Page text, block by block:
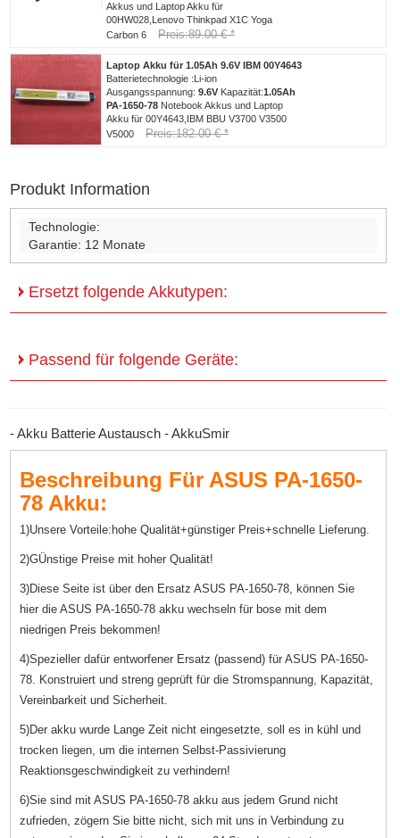
Akkus und Laptop Akku für
00HW028,Lenovo Thinkpad X1C Yoga
Carbon 6
Preis:89.00 € *
Laptop Akku für 1.05Ah 9.6V IBM 00Y4643
Batterietechnologie :Li-ion
Ausgangsspannung:9.6V Kapazität:1.05Ah
PA-1650-78 Notebook Akkus und Laptop
Akku für 00Y4643,IBM BBU V3700 V3500
V5000
Preis:182.00 € *
Produkt Information
Technologie:
Garantie: 12 Monate
Ersetzt folgende Akkutypen:
Passend für folgende Geräte:
- Akku Batterie Austausch - AkkuSmir
Beschreibung Für ASUS PA-1650-
78 Akku:
1)Unsere Vorteile:hohe Qualität+günstiger Preis+schnelle Lieferung.
2)GÜnstige Preise mit hoher Qualität!
3)Diese Seite ist über den Ersatz ASUS PA-1650-78, können Sie
hier die ASUS PA-1650-78 akku wechseln für bose mit dem
niedrigen Preis bekommen!
4)Spezieller dafür entworfener Ersatz (passend) für ASUS PA-1650-
78. Konstruiert und streng geprüft für die Stromspannung, Kapazität,
Vereinbarkeit und Sicherheit.
5)Der akku wurde Lange Zeit nicht eingesetzte, soll es in kühl und
trocken liegen, um die internen Selbst-Passivierung
Reaktionsgeschwindigkeit zu verhindern!
6)Sie sind mit ASUS PA-1650-78 akku aus jedem Grund nicht
zufrieden, zögern Sie bitte nicht, sich mit uns in Verbindung zu